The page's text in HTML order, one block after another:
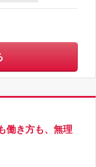
働き方も、無理